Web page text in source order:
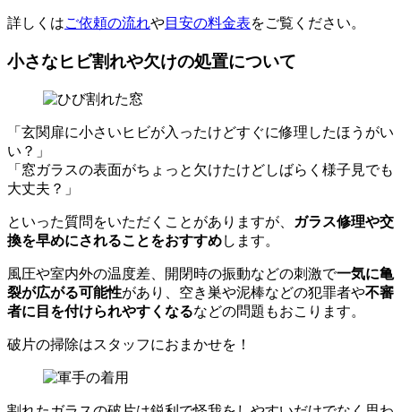
詳しくはご依頼の流れや目安の料金表をご覧ください。
小さなヒビ割れや欠けの処置について
「玄関扉に小さいヒビが入ったけどすぐに修理したほうがい
い？」
「窓ガラスの表面がちょっと欠けたけどしばらく様子見でも
大丈夫？」
といった質問をいただくことがありますが、
ガラス修理や交
換を早めにされることをおすすめします。
風圧や室内外の温度差、開閉時の振動などの刺激で一気に亀
裂が広がる可能性があり、空き巣や泥棒などの犯罪者や不審
者に目を付けられやすくなるなどの問題もおこります。
破片の掃除はスタッフにおまかせを！